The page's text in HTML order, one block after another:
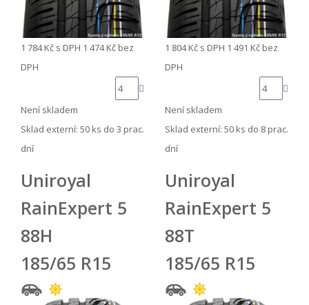
1 784 Kč s DPH 1 474 Kč bez
DPH
Není skladem
Sklad externí: 50 ks do 3 prac.
dní
1 804 Kč s DPH 1 491 Kč bez
DPH
Není skladem
Sklad externí: 50 ks do 8 prac.
dní
Uniroyal
RainExpert 5
88H
185/65 R15
Uniroyal
RainExpert 5
88T
185/65 R15